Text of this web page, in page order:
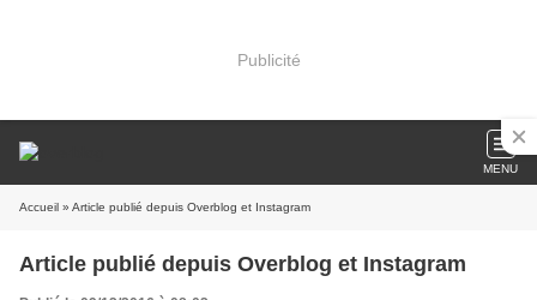
Publicité
MENU
Accueil » Article publié depuis Overblog et Instagram
Article publié depuis Overblog et Instagram